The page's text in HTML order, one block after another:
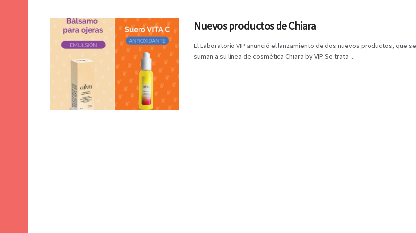
Nuevos productos de Chiara
El Laboratorio VIP anunció el lanzamiento de dos nuevos productos, que se
suman a su línea de cosmética Chiara by VIP. Se trata ...